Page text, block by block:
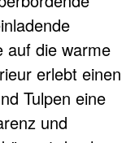
auf die warme
erlebt einen
Tulpen eine
und